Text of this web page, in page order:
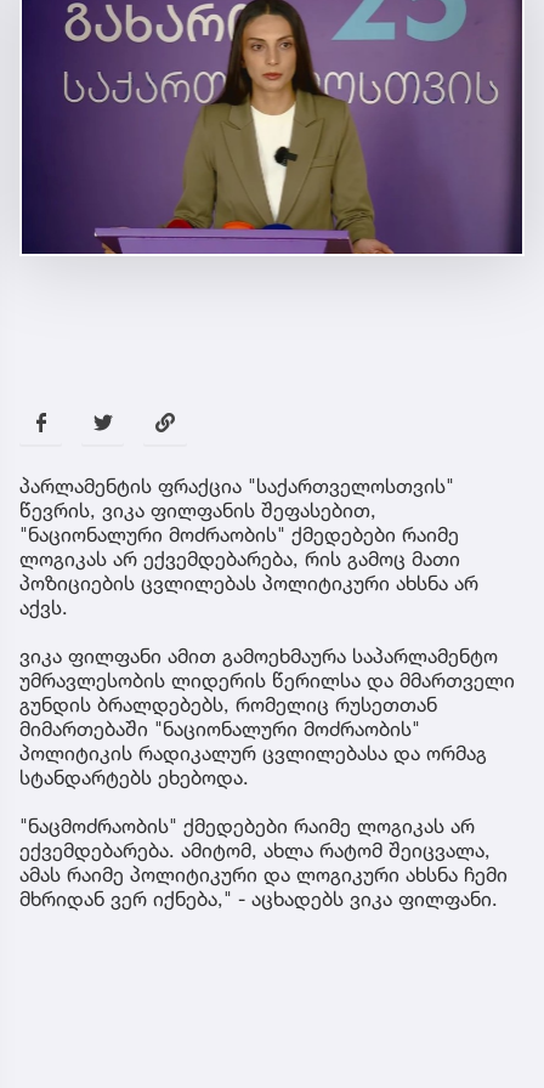
პარლამენტის ფრაქცია "საქართველოსთვის"
წევრის, ვიკა ფილფანის შეფასებით,
"ნაციონალური მოძრაობის" ქმედებები რაიმე
ლოგიკას არ ექვემდებარება, რის გამოც მათი
პოზიციების ცვლილებას პოლიტიკური ახსნა არ
აქვს.
ვიკა ფილფანი ამით გამოეხმაურა საპარლამენტო
უმრავლესობის ლიდერის წერილსა და მმართველი
გუნდის ბრალდებებს, რომელიც რუსეთთან
მიმართებაში "ნაციონალური მოძრაობის"
პოლიტიკის რადიკალურ ცვლილებასა და ორმაგ
სტანდარტებს ეხებოდა.
"ნაცმოძრაობის" ქმედებები რაიმე ლოგიკას არ
ექვემდებარება. ამიტომ, ახლა რატომ შეიცვალა,
ამას რაიმე პოლიტიკური და ლოგიკური ახსნა ჩემი
მხრიდან ვერ იქნება," - აცხადებს ვიკა ფილფანი.